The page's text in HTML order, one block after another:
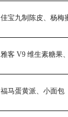
佳宝九制陈皮、杨梅
雅客 V9 维生素糖果
福马蛋黄派、小面包